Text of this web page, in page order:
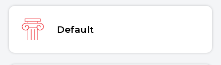
Default